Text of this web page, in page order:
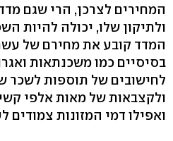
המחירים לצרכן, הרי שגם
ולתיקון שלו, יכולה להיות
המדד קובע את מחירם של
בסיסיים כמו משכנתאות
לחישובים של תוספות לשכר
ולקצבאות של מאות אלפי
ואפילו דמי המזונות צמודים